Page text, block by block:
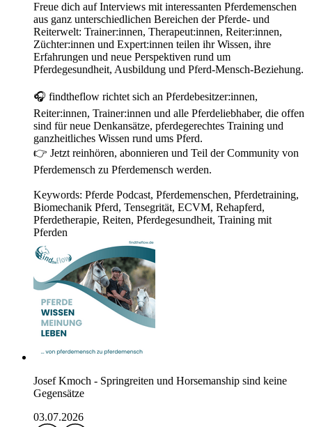
Freue dich auf Interviews mit interessanten Pferdemenschen
aus ganz unterschiedlichen Bereichen der Pferde- und
Reiterwelt: Trainer:innen, Therapeut:innen, Reiter:innen,
Züchter:innen und Expert:innen teilen ihr Wissen, ihre
Erfahrungen und neue Perspektiven rund um
Pferdegesundheit, Ausbildung und Pferd-Mensch-Beziehung.
🎧 findtheflow richtet sich an Pferdebesitzer:innen,
Reiter:innen, Trainer:innen und alle Pferdeliebhaber, die offen
sind für neue Denkansätze, pferdegerechtes Training und
ganzheitliches Wissen rund ums Pferd.
👉 Jetzt reinhören, abonnieren und Teil der Community von
Pferdemensch zu Pferdemensch werden.
Keywords: Pferde Podcast, Pferdemenschen, Pferdetraining,
Biomechanik Pferd, Tensegrität, ECVM, Rehapferd,
Pferdetherapie, Reiten, Pferdegesundheit, Training mit
Pferden
Josef Kmoch - Springreiten und Horsemanship sind keine
Gegensätze
03.07.2026